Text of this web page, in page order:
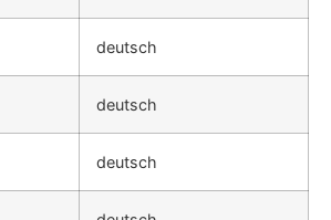
deutsch
deutsch
deutsch